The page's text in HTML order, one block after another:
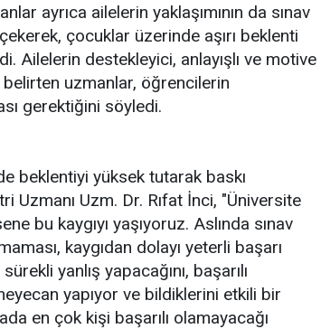
ayrıca ailelerin yaklaşımının da sınav
çocuklar üzerinde aşırı beklenti
Ailelerin destekleyici, anlayışlı ve motive
uzmanlar, öğrencilerin
gerektiğini söyledi.
beklentiyi yüksek tutarak baskı
Uzmanı Uzm. Dr. Rıfat İnci, "Üniversite
bu kaygıyı yaşıyoruz. Aslında sınav
kaygıdan dolayı yeterli başarı
yanlış yapacağını, başarılı
yapıyor ve bildiklerini etkili bir
en çok kişi başarılı olamayacağı